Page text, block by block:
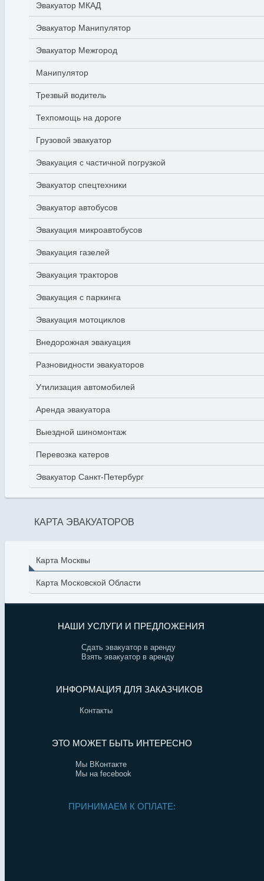
Эвакуатор МКАД
Эвакуатор Манипулятор
Эвакуатор Межгород
Манипулятор
Трезвый водитель
Техпомощь на дороге
Грузовой эвакуатор
Эвакуация с частичной погрузкой
Эвакуатор спецтехники
Эвакуатор автобусов
Эвакуация микроавтобусов
Эвакуация газелей
Эвакуация тракторов
Эвакуация с паркинга
Эвакуация мотоциклов
Внедорожная эвакуация
Разновидности эвакуаторов
Утилизация автомобилей
Аренда эвакуатора
Выездной шиномонтаж
Перевозка катеров
Эвакуатор Санкт-Петербург
КАРТА ЭВАКУАТОРОВ
Карта Москвы
Карта Московской Области
НАШИ УСЛУГИ И ПРЕДЛОЖЕНИЯ
Сдать эвакуатор в аренду
Взять эвакуатор в аренду
ИНФОРМАЦИЯ ДЛЯ ЗАКАЗЧИКОВ
Контакты
ЭТО МОЖЕТ БЫТЬ ИНТЕРЕСНО
Мы ВКонтакте
Мы на fecebook
ПРИНИМАЕМ К ОПЛАТЕ: